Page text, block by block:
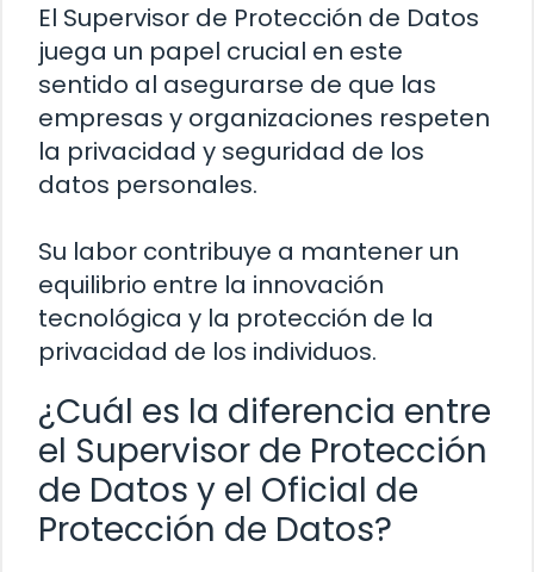
El Supervisor de Protección de Datos
juega un papel crucial en este
sentido al asegurarse de que las
empresas y organizaciones respeten
la privacidad y seguridad de los
datos personales.
Su labor contribuye a mantener un
equilibrio entre la innovación
tecnológica y la protección de la
privacidad de los individuos.
¿Cuál es la diferencia entre
el Supervisor de Protección
de Datos y el Oficial de
Protección de Datos?